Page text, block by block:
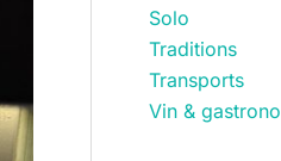
Solo
Traditions
Transports
Vin &